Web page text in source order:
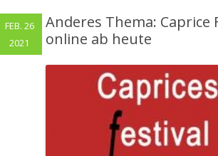
Anderes Thema: Caprice
online ab heute
FEB. 26
2021